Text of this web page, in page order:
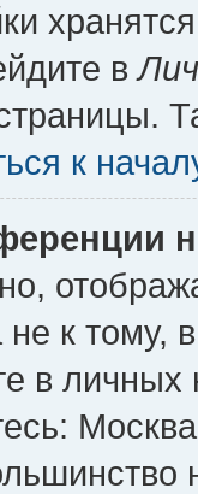
в
к
не к тому,
в личных